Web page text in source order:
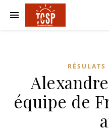
équipe de